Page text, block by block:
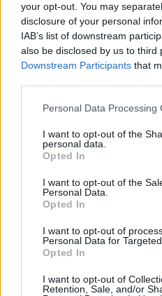
your opt-out. You may
disclosure of your personal
IAB’s list of downstream
also be disclosed by us to third
Downstream Participants that
Please note that this website/
not limited to your visit or
grant or deny consent to
use your data for below
consent section.
Personal Data Processing
I want to opt-out of the
personal data.
Opted In
I want to opt-out of the
Personal Data.
Opted In
I want to opt-out of
Personal Data for
Opted In
I want to opt-out of
Retention, Sale, and/or
Mesés
kimondására
gaborszakacs• 2021. február 01.
A klasszikus elegancia a
keveredik Naeem Khan
világhírű divattervező